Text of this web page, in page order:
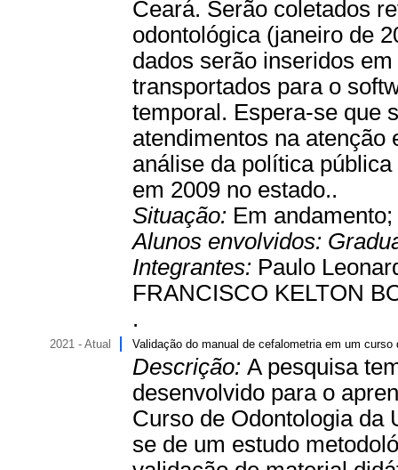
Ceará. Serão coletados
odontológica (janeiro de
dados serão inseridos
transportados para o
temporal. Espera-se que
atendimentos na atenção
análise da política
em 2009 no estado..
Situação: Em andamento;
Alunos envolvidos:
Integrantes: Paulo
FRANCISCO KELTON
.
2021 - Atual Validação do manual de cefalometria em um
Descrição: A pesquisa
desenvolvido para o
Curso de Odontologia da
se de um estudo